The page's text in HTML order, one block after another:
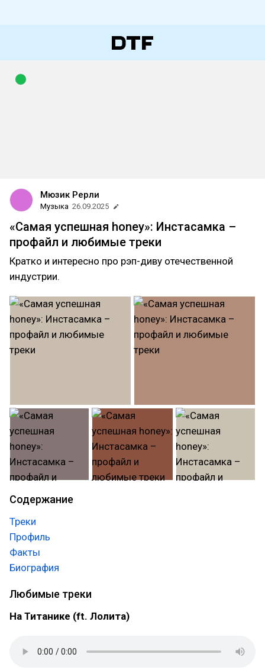
Мюзик Рерли
Музыка 26.09.2025
«Самая успешная honey»: Инстасамка –
профайл и любимые треки
Кратко и интересно про рэп-диву отечественной
индустрии.
Содержание
Треки
Профиль
Факты
Биография
Любимые треки
На Титанике (ft. Лолита)